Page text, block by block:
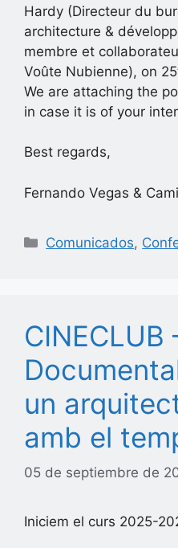
Hardy (Directeur du
architecture &
membre et
Voûte Nubienne), on
We are attaching the
in case it is of your
Best regards,
Fernando Vegas &
Categorías
Comunicados,
CINECLUB
un
amb el
05 de septiembre de
Iniciem el curs 2025-